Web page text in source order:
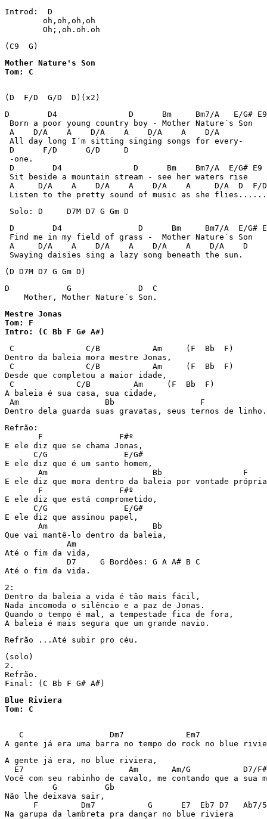
Introd:  D
        oh,oh,oh,oh
        Oh;,oh.oh.oh
(C9  G)
Mother Nature's Son
Tom: C
(D  F/D  G/D  D)(x2)
D        D4               D      Bm     Bm7/A   E/G# E9
Born a poor young country boy - Mother Nature´s Son
A    D/A    A    D/A    A    D/A    A    D/A
All day long I´m sitting singing songs for every-
D      F/D      G/D     D
-one.
D        D4               D      Bm    Bm7/A  E/G# E9
Sit beside a mountain stream - see her waters rise
A     D/A    A    D/A    A    D/A    A     D/A  D  F/D
Listen to the pretty sound of music as she
Solo: D     D7M D7 G Gm D
D        D4                D      Bm     Bm7/A  E/G#
Find me in my field of grass -  Mother Nature´s Son
A     D/A    A    D/A    A    D/A    A    D/A    D
Swaying daisies sing a lazy song beneath the sun.
(D D7M D7 G Gm D)
D            G              D  C
    Mother, Mother Nature´s Son.
Mestre Jonas
Tom: F
Intro: (C Bb F G# A#)
C               C/B           Am     (F  Bb  F)
Dentro da baleia mora mestre Jonas,
C               C/B           Am     (F  Bb  F)
Desde que completou a maior idade,
C             C/B         Am     (F  Bb  F)
A baleia é sua casa, sua cidade,
Am                  Bb                  F
Dentro dela guarda suas gravatas, seus ternos de linho.
Refrão:
       F                F#º
E ele diz que se chama Jonas,
      C/G                E/G#
E ele diz que é um santo homem,
       Am                      Bb                 F
E ele diz que mora dentro da baleia por vontade
       F                F#º
E ele diz que está comprometido,
      C/G                E/G#
E ele diz que assinou papel,
       Am                      Bb
Que vai mantê-lo dentro da baleia,
             Am
Até o fim da vida,
             D7     G Bordões: G A A# B C
Até o fim da vida.
2:
Dentro da baleia a vida é tão mais fácil,
Nada incomoda o silêncio e a paz de Jonas.
Quando o tempo é mal, a tempestade fica de fora,
A baleia é mais segura que um grande navio.
Refrão ...Até subir pro céu.
(solo)
2.
Refrão.
Final: (C Bb F G# A#)
Blue Riviera
Tom: C
C                  Dm7             Em7
A gente já era uma barra no tempo do rock no blue
A gente já era, no blue riviera,
  E7                      Am       Am/G           D7/F#
Você com seu rabinho de cavalo, me contando que a sua
          G          Gb
Não lhe deixava sair,
F         Dm7           G      E7  Eb7 D7   Ab7/
Na garupa da lambreta pra dançar no blue riviera